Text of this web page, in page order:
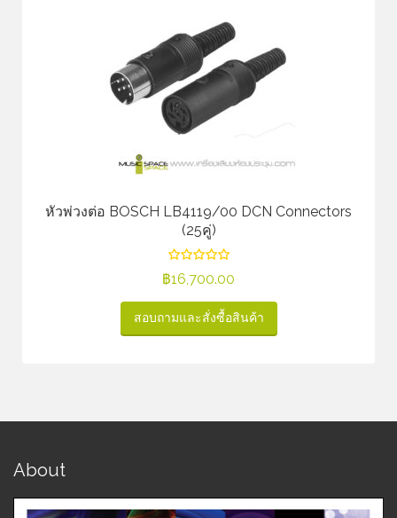
หัวพ่วงต่อ BOSCH LB4119/00 DCN Connectors
(25คู่)
฿16,700.00
สอบถามและสั่งซื้อสินค้า
About